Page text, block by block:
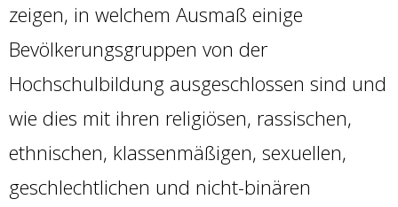
zeigen, in welchem Ausmaß einige
Bevölkerungsgruppen von der
Hochschulbildung ausgeschlossen sind und
wie dies mit ihren religiösen, rassischen,
ethnischen, klassenmäßigen, sexuellen,
geschlechtlichen und nicht-binären